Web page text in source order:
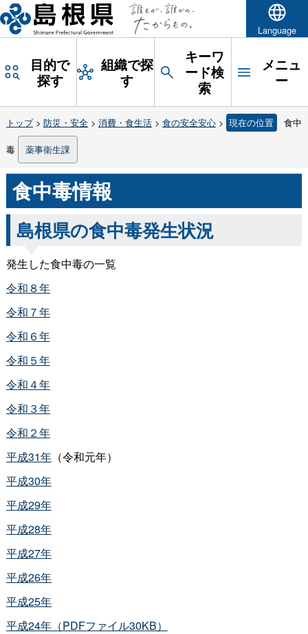
Language
目的で
探す
組織で探
す
キーワ
ード検
索
メニュ
ー
トップ> 防災・安全> 消費・食生活> 食の安全安心> 現在の位置 食中
毒 薬事衛生課
食中毒情報
島根県の食中毒発生状況
発生した食中毒の一覧
令和８年
令和７年
令和６年
令和５年
令和４年
令和３年
令和２年
平成31年（令和元年）
平成30年
平成29年
平成28年
平成27年
平成26年
平成25年
平成24年（PDFファイル30KB）